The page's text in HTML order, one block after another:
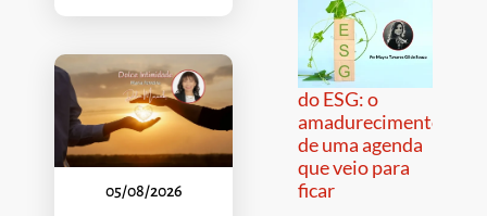
05/08/2026
do ESG: o
amadurecimento
de uma agenda
que veio para
ficar